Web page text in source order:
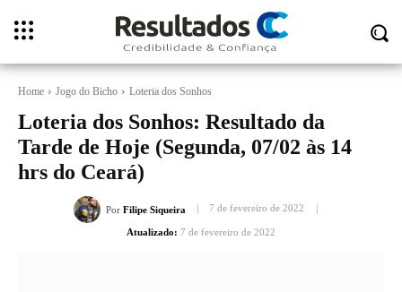
Home Jogo do Bicho Loteria dos Sonhos
Loteria dos Sonhos: Resultado da
Tarde de Hoje (Segunda, 07/02 às 14
hrs do Ceará)
Por Filipe Siqueira 7 de fevereiro de 2022
Atualizado: 7 de fevereiro de 2022